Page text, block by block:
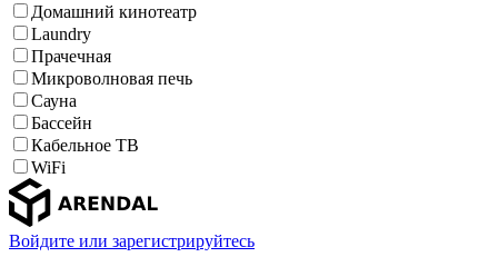
Домашний кинотеатр
Laundry
Прачечная
Микроволновая печь
Сауна
Бассейн
Кабельное ТВ
WiFi
Войдите или зарегистрируйтесь